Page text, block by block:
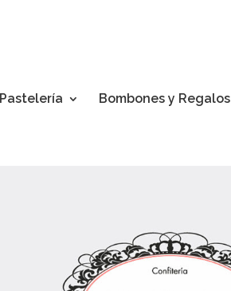
Pastelería Bombones y Regalos